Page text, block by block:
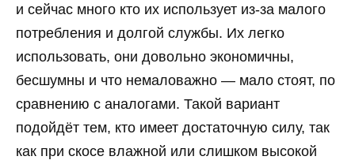
и сейчас много кто их использует из-за малого
потребления и долгой службы. Их легко
использовать, они довольно экономичны,
бесшумны и что немаловажно — мало стоят, по
сравнению с аналогами. Такой вариант
подойдёт тем, кто имеет достаточную силу, так
как при скосе влажной или слишком высокой